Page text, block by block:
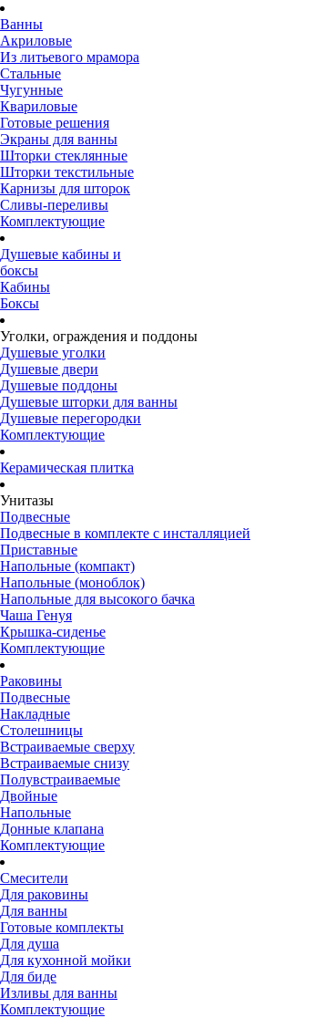
Ванны
Акриловые
Из литьевого мрамора
Стальные
Чугунные
Квариловые
Готовые решения
Экраны для ванны
Шторки стеклянные
Шторки текстильные
Карнизы для шторок
Сливы-переливы
Комплектующие
Душевые кабины и
боксы
Кабины
Боксы
Уголки, ограждения и поддоны
Душевые уголки
Душевые двери
Душевые поддоны
Душевые шторки для ванны
Душевые перегородки
Комплектующие
Керамическая плитка
Унитазы
Подвесные
Подвесные в комплекте с инсталляцией
Приставные
Напольные (компакт)
Напольные (моноблок)
Напольные для высокого бачка
Чаша Генуя
Крышка-сиденье
Комплектующие
Раковины
Подвесные
Накладные
Столешницы
Встраиваемые сверху
Встраиваемые снизу
Полувстраиваемые
Двойные
Напольные
Донные клапана
Комплектующие
Смесители
Для раковины
Для ванны
Готовые комплекты
Для душа
Для кухонной мойки
Для биде
Изливы для ванны
Комплектующие